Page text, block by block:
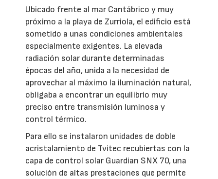
Ubicado frente al mar Cantábrico y muy
próximo a la playa de Zurriola, el edificio está
sometido a unas condiciones ambientales
especialmente exigentes. La elevada
radiación solar durante determinadas
épocas del año, unida a la necesidad de
aprovechar al máximo la iluminación natural,
obligaba a encontrar un equilibrio muy
preciso entre transmisión luminosa y
control térmico.
Para ello se instalaron unidades de doble
acristalamiento de Tvitec recubiertas con la
capa de control solar Guardian SNX 70, una
solución de altas prestaciones que permite